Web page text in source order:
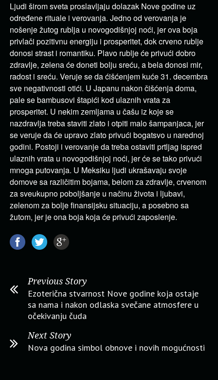
Ljudi širom sveta proslavljaju dolazak Nove godine uz
određene rituale i verovanja. Jedno od verovanja je
nošenje žutog rublja u novogodišnjoj noći, jer ova boja
privlači pozitivnu energiju i prosperitet, dok crveno rublje
donosi strast i romantiku. Plavo rublje će privući dobro
zdravlje, zelena će doneti bolju sreću, a bela donosi mir,
radost i sreću. Veruje se da ćišćenjem kuće 31. decembra
sve negativnosti otići. U Japanu nakon čišćenja doma,
pale se bambusovi štapići kod ulaznih vrata za
prosperitet. U nekim zemljama u čašu iz koje se
nazdravlja treba staviti zlato i otpiti malo šampanjaca, jer
se veruje da će upravo zlato privući bogatsvo u narednoj
godini. Postoji i verovanje da treba ostaviti prtljag ispred
ulaznih vrata u novogodišnjoj noći, jer će se tako privući
mnoga putovanja. U Meksiku ljudi ukrašavaju svoje
domove sa različitim bojama, belom za zdravlje, crvenom
za sveukupno poboljšanje u načinu života i ljubavi,
zelenom za bolje finansijsku situaciju, a posebno sa
žutom, jer je ona boja koja će privući zaposlenje.
Previous Story
Ezoterična stvarnost Nove godine koja ostaje
sa nama i nakon odlaska svečane atmosfere u
očekivanju čuda
Next Story
Nova godina simbol obnove i novih mogućnosti